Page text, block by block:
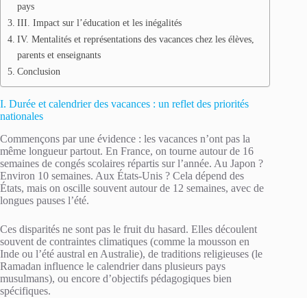
pays
III. Impact sur l’éducation et les inégalités
IV. Mentalités et représentations des vacances chez les élèves,
parents et enseignants
Conclusion
I. Durée et calendrier des vacances : un reflet des priorités
nationales
Commençons par une évidence : les vacances n’ont pas la
même longueur partout. En France, on tourne autour de 16
semaines de congés scolaires répartis sur l’année. Au Japon ?
Environ 10 semaines. Aux États-Unis ? Cela dépend des
États, mais on oscille souvent autour de 12 semaines, avec de
longues pauses l’été.
Ces disparités ne sont pas le fruit du hasard. Elles découlent
souvent de contraintes climatiques (comme la mousson en
Inde ou l’été austral en Australie), de traditions religieuses (le
Ramadan influence le calendrier dans plusieurs pays
musulmans), ou encore d’objectifs pédagogiques bien
spécifiques.